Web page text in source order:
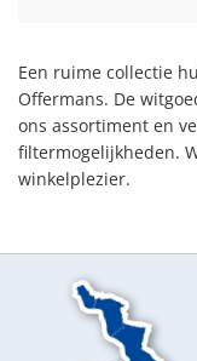
Een ruime collectie
Offermans. De
ons assortiment en
filtermogelijkheden.
winkelplezier.